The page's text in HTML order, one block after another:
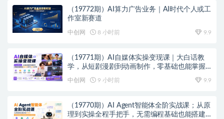
（19772期）AI算力广告业务｜AI时代个人或工
作室新赛道
中创网 8 小时前 9.9
（19771期）AI自媒体实操变现课｜大白话教
学，从短剧漫剧到动画制作，零基础也能掌握
中创网 9 小时前 9.9
（19770期）AI Agent智能体全阶实战课；从原
理到实操全程手把手，无需编程基础也能搭建